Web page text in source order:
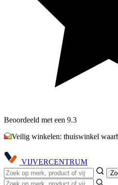
Beoordeeld met een 9.3
Veilig winkelen: thuiswinkel
VIJVERCENTRUM